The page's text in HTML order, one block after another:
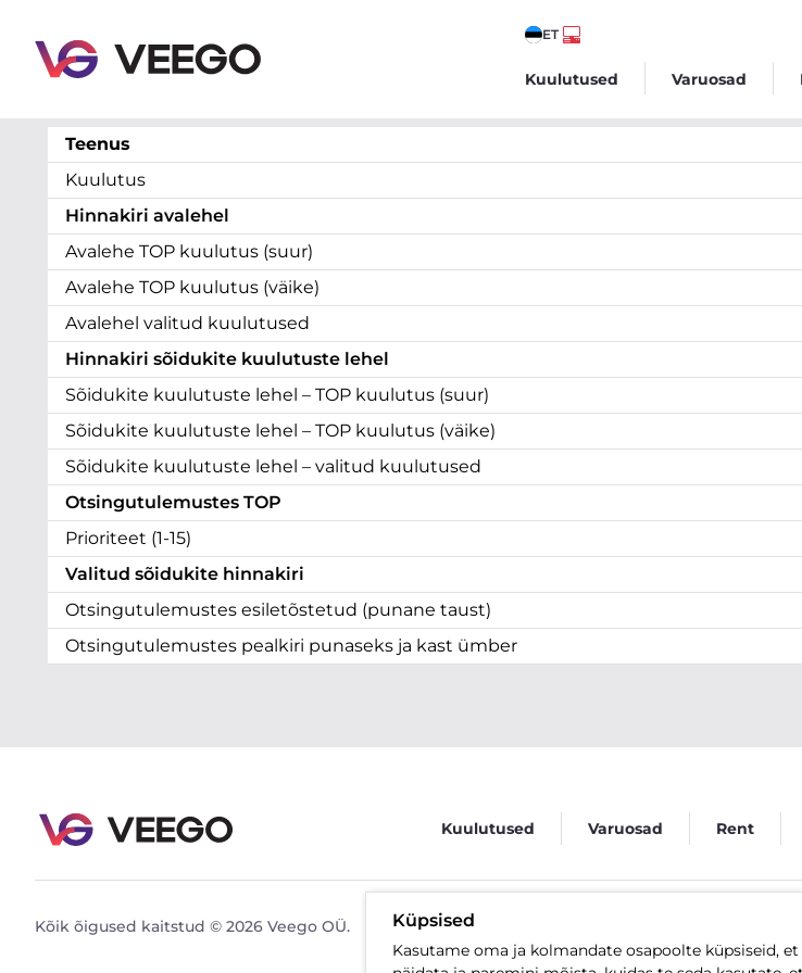
ET
Kuulutused Varuosad
Teenus
Kuulutus
Hinnakiri avalehel
Avalehe TOP kuulutus (suur)
Avalehe TOP kuulutus (väike)
Avalehel valitud kuulutused
Hinnakiri sõidukite kuulutuste lehel
Sõidukite kuulutuste lehel – TOP kuulutus (suur)
Sõidukite kuulutuste lehel – TOP kuulutus (väike)
Sõidukite kuulutuste lehel – valitud kuulutused
Otsingutulemustes TOP
Prioriteet (1-15)
Valitud sõidukite hinnakiri
Otsingutulemustes esiletõstetud (punane taust)
Otsingutulemustes pealkiri punaseks ja kast ümber
Küpsised
Kasutame oma ja kolmandate osapoolte küpsiseid,
Kuulutused Varuosad Rent
Kõik õigused kaitstud © 2026 Veego OÜ.